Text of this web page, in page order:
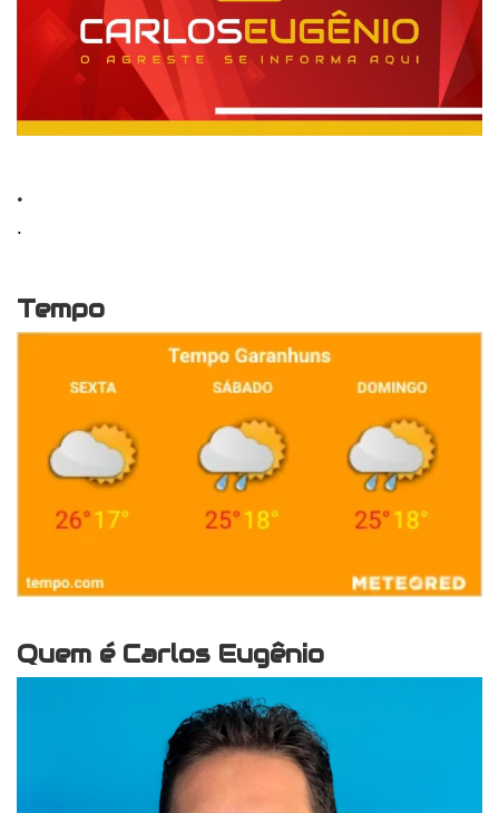
.
.
Tempo
Quem é Carlos Eugênio